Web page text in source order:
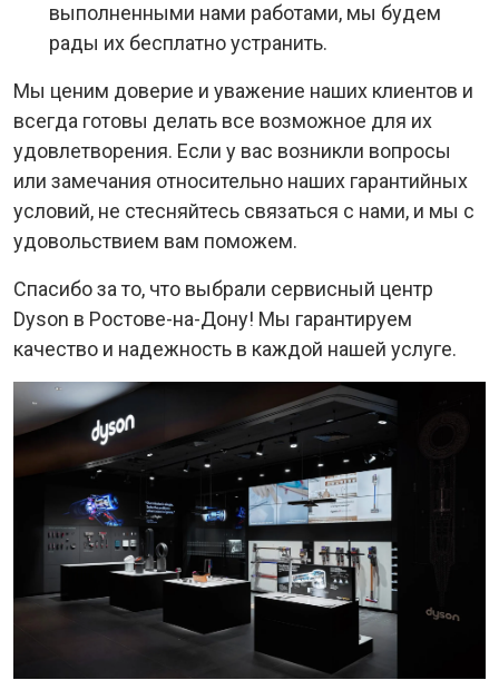
выполненными нами работами, мы будем
рады их бесплатно устранить.
Мы ценим доверие и уважение наших клиентов и
всегда готовы делать все возможное для их
удовлетворения. Если у вас возникли вопросы
или замечания относительно наших гарантийных
условий, не стесняйтесь связаться с нами, и мы с
удовольствием вам поможем.
Спасибо за то, что выбрали сервисный центр
Dyson в Ростове-на-Дону! Мы гарантируем
качество и надежность в каждой нашей услуге.